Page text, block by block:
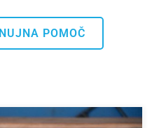
NUJNA POMOČ